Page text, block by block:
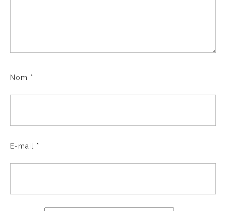
Nom *
E-mail *